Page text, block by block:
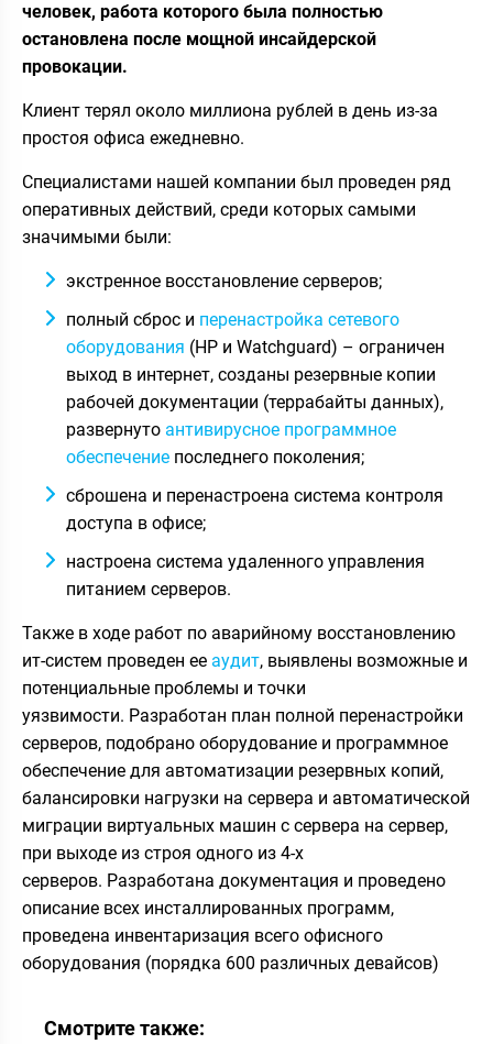
человек, работа которого была полностью
остановлена после мощной инсайдерской
провокации.
Клиент терял около миллиона рублей в день из-за
простоя офиса ежедневно.
Специалистами нашей компании был проведен ряд
оперативных действий, среди которых самыми
значимыми были:
экстренное восстановление серверов;
полный сброс и перенастройка сетевого
оборудования (HP и Watchguard) – ограничен
выход в интернет, созданы резервные копии
рабочей документации (террабайты данных),
развернуто антивирусное программное
обеспечение последнего поколения;
сброшена и перенастроена система контроля
доступа в офисе;
настроена система удаленного управления
питанием серверов.
Также в ходе работ по аварийному восстановлению
ит-систем проведен ее аудит, выявлены возможные и
потенциальные проблемы и точки
уязвимости. Разработан план полной перенастройки
серверов, подобрано оборудование и программное
обеспечение для автоматизации резервных копий,
балансировки нагрузки на сервера и автоматической
миграции виртуальных машин с сервера на сервер,
при выходе из строя одного из 4-х
серверов. Разработана документация и проведено
описание всех инсталлированных программ,
проведена инвентаризация всего офисного
оборудования (порядка 600 различных девайсов)
Смотрите также: